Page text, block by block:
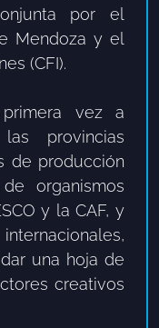
por el
Mendoza y el
(CFI).
vez a
provincias
de producción
organismos
y la CAF, y
una hoja de
creativos